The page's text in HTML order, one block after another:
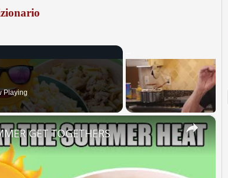
Playing
×
GET TOGETHERS